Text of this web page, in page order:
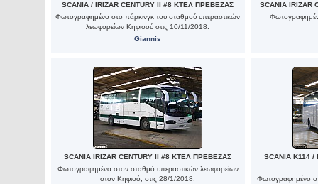
SCANIA / IRIZAR CENTURY II #8 ΚΤΕΛ ΠΡΕΒΕΖΑΣ
Φωτογραφημένο στο πάρκινγκ του σταθμού υπεραστικών
λεωφορείων Κηφισού στις 10/11/2018.
Giannis
SCANIA
SCANIA IRIZAR CENTURY II #8 ΚΤΕΛ ΠΡΕΒΕΖΑΣ
Φωτογραφημένο στον σταθμό υπεραστικών λεωφορείων
στον Κηφισό, στις 28/1/2018.
SCANIA K114 /
Φωτογραφημένο